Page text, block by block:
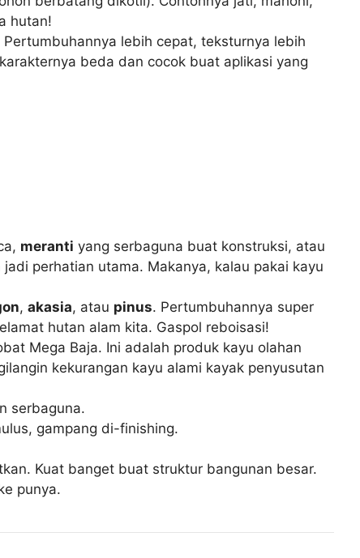
hutan!
lebih cepat, teksturnya lebih
beda dan cocok buat aplikasi yang
meranti yang serbaguna buat konstruksi, atau
perhatian utama. Makanya, kalau pakai kayu
,akasia, atau pinus. Pertumbuhannya super
hutan alam kita. Gaspol reboisasi!
Mega Baja. Ini adalah produk kayu olahan
kekurangan kayu alami kayak penyusutan
serbaguna.
gampang di-finishing.
Kuat banget buat struktur bangunan besar.
punya.